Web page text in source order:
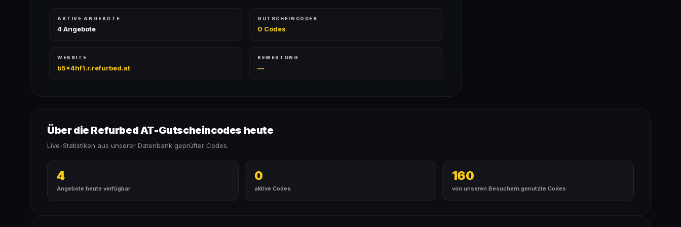
AKTIVE ANGEBOTE
4 Angebote
GUTSCHEINCODES
0 Codes
WEBSITE
b5x4hf1.r.refurbed.at
BEWERTUNG
—
Über die Refurbed AT-Gutscheincodes heute
Live-Statistiken aus unserer Datenbank geprüfter Codes.
4
Angebote heute verfügbar
0
aktive Codes
160
von unseren Besuchern genutzte Codes